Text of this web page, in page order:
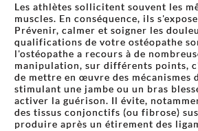
Les athlètes sollicitent souvent les
muscles. En conséquence, ils
Prévenir, calmer et soigner les
qualifications de votre ostéopathe
l'ostéopathe a recours à de
manipulation, sur différents points,
de mettre en œuvre des mécanismes
stimulant une jambe ou un bras
activer la guérison. Il évite,
des tissus conjonctifs (ou fibrose)
produire après un étirement des